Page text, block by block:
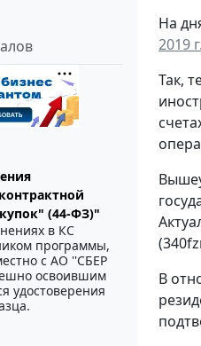
(44-ФЗ)"
в КС
программы,
с АО ''СБЕР
освоившим
удостоверения
На
2019
Так,
В